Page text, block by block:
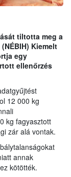
tiltotta meg a
Kiemelt
egy
ellenőrzés
12 000 kg
kg fagyasztott
zár alá vontak.
annak
kötötték.